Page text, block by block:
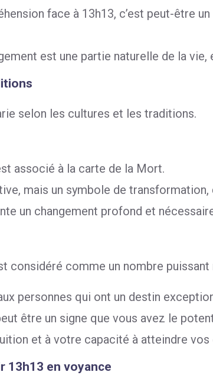
face à 13h13, c’est peut-être
est une partie naturelle de la
selon les cultures et les traditions.
associé à la carte de la Mort.
mais un symbole de
un changement profond et
considéré comme un nombre
personnes qui ont un destin
être un signe que vous avez le
et à votre capacité à atteindre
13h13 en voyance